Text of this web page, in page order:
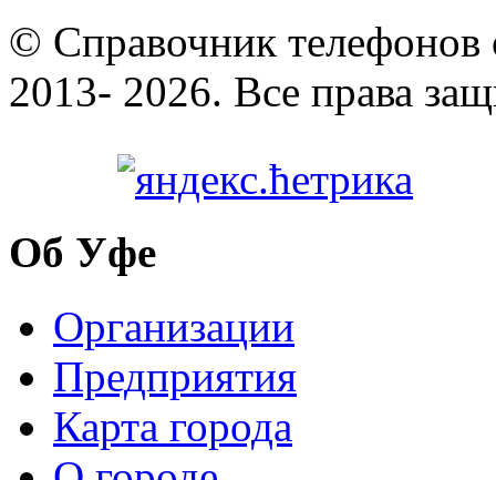
© Cправочник телефонов
2013- 2026. Все права
Об Уфе
Организации
Предприятия
Карта города